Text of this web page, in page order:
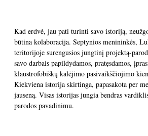
Kad erdvė, jau pati turinti savo istoriją,
būtina kolaboracija. Septynios menininkės,
teritorijoje surengusios jungtinį projektą-
savo darbais papildydamos, pratęsdamos,
klaustrofobiškų kalėjimo pasivaikščiojimo
Kiekviena istorija skirtinga, papasakota per
jauseną. Visas istorijas jungia bendras
parodos pavadinimu.